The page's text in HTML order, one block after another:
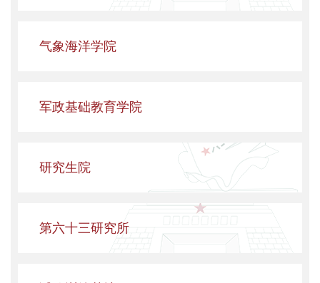
气象海洋学院
军政基础教育学院
研究生院
第六十三研究所